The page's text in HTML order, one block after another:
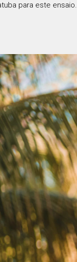
para este ensaio.